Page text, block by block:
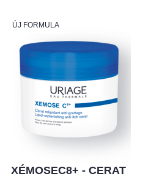
ÚJ FORMULA
XÉMOSEC8+ - CERAT